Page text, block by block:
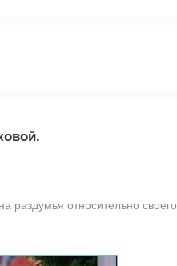
раздумья относительно своего